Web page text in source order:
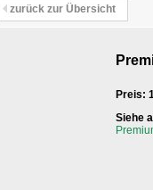
zurück zur Übersicht
Preis:
Siehe